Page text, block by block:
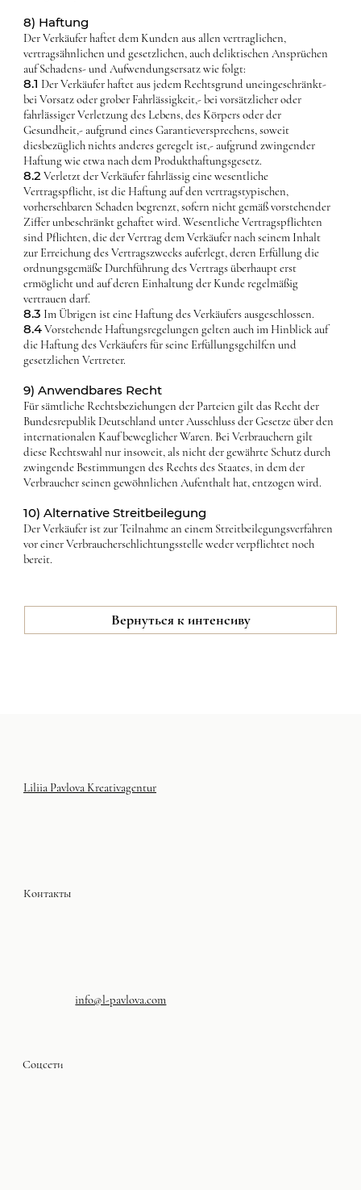
8) Haftung
Der Verkäufer haftet dem Kunden aus allen vertraglichen,
vertragsähnlichen und gesetzlichen, auch deliktischen Ansprüchen
auf Schadens- und Aufwendungsersatz wie folgt:
8.1 Der Verkäufer haftet aus jedem Rechtsgrund uneingeschränkt-
bei Vorsatz oder grober Fahrlässigkeit,- bei vorsätzlicher oder
fahrlässiger Verletzung des Lebens, des Körpers oder der
Gesundheit,- aufgrund eines Garantieversprechens, soweit
diesbezüglich nichts anderes geregelt ist,- aufgrund zwingender
Haftung wie etwa nach dem Produkthaftungsgesetz.
8.2Verletzt der Verkäufer fahrlässig eine wesentliche
Vertragspflicht, ist die Haftung auf den vertragstypischen,
vorhersehbaren Schaden begrenzt, sofern nicht gemäß vorstehender
Ziffer unbeschränkt gehaftet wird. Wesentliche Vertragspflichten
sind Pflichten, die der Vertrag dem Verkäufer nach seinem Inhalt
zur Erreichung des Vertragszwecks auferlegt, deren Erfüllung die
ordnungsgemäße Durchführung des Vertrags überhaupt erst
ermöglicht und auf deren Einhaltung der Kunde regelmäßig
vertrauen darf.
8.3 Im Übrigen ist eine Haftung des Verkäufers ausgeschlossen.
8.4Vorstehende Haftungsregelungen gelten auch im Hinblick auf
die Haftung des Verkäufers für seine Erfüllungsgehilfen und
gesetzlichen Vertreter.
9) Anwendbares Recht
Für sämtliche Rechtsbeziehungen der Parteien gilt das Recht der
Bundesrepublik Deutschland unter Ausschluss der Gesetze über den
internationalen Kauf beweglicher Waren. Bei Verbrauchern gilt
diese Rechtswahl nur insoweit, als nicht der gewährte Schutz durch
zwingende Bestimmungen des Rechts des Staates, in dem der
Verbraucher seinen gewöhnlichen Aufenthalt hat, entzogen wird.
10) Alternative Streitbeilegung
Der Verkäufer ist zur Teilnahme an einem Streitbeilegungsverfahren
vor einer Verbraucherschlichtungsstelle weder verpflichtet noch
bereit.
Вернуться к интенсиву
Liliia Pavlova Kreativagentur
Контакты
info@l-pavlova.com
Соцсети